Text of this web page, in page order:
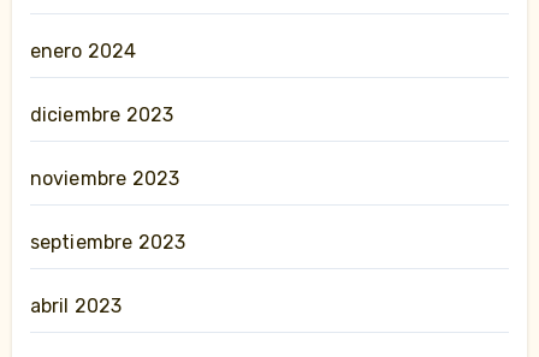
enero 2024
diciembre 2023
noviembre 2023
septiembre 2023
abril 2023